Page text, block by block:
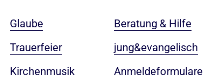
Glaube
Trauerfeier
Kirchenmusik
Beratung & Hilfe
jung&evangelisch
Anmeldeformulare